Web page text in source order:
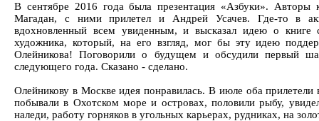
В сентябре 2016 года была презентация «Азбуки». Авторы
Магадан, с ними прилетел и Андрей Усачев. Где-то в
вдохновленный всем увиденным, и высказал идею о
художника, который, на его взгляд, мог бы эту идею
Олейникова! Поговорили о будущем и обсудили первый
следующего года. Сказано - сделано.
Олейникову в Москве идея понравилась. В июле оба
побывали в Охотском море и островах, половили рыбу,
наледи, работу горняков в угольных карьерах, рудниках, на